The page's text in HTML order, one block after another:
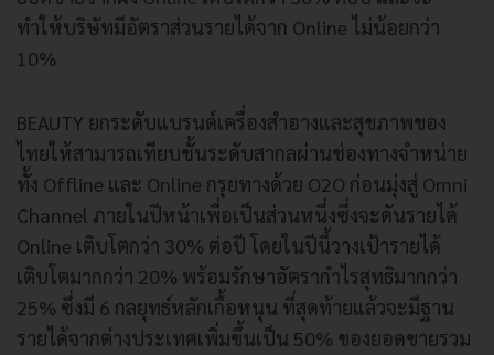
ทำให้บริษัทมีอัตราส่วนรายได้จาก Online ไม่น้อยกว่า
10%
BEAUTY ยกระดับแบรนด์เครื่องสำอางและสุขภาพของ
ไทยให้สามารถเทียบชั้นระดับสากลผ่านช่องทางจำหน่าย
ทั้ง Offline และ Online กรุยทางด้วย O2O ก่อนมุ่งสู่ Omni
Channel ภายในปีหน้าเพื่อเป็นส่วนหนึ่งซึ่งจะดันรายได้
Online เติบโตกว่า 30% ต่อปี โดยในปีนี้วางเป้ารายได้
เติบโตมากกว่า 20% พร้อมรักษาอัตรากำไรสุทธิมากกว่า
25% ซึ่งมี 6 กลยุทธ์หลักเกื้อหนุน ที่สุดท้ายแล้วจะมีฐาน
รายได้จากต่างประเทศเพิ่มขึ้นเป็น 50% ของยอดขายรวม